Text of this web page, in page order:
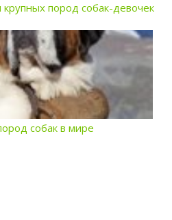
пород собак-девочек
собак в мире